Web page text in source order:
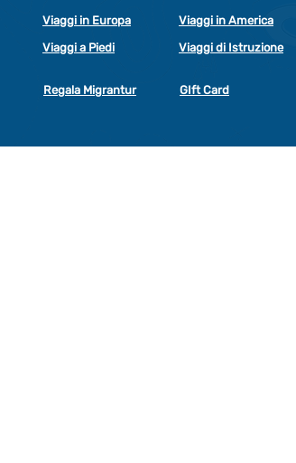
Viaggi in Europa Viaggi in America
Viaggi a Piedi Viaggi di Istruzione
Regala Migrantur GIft Card